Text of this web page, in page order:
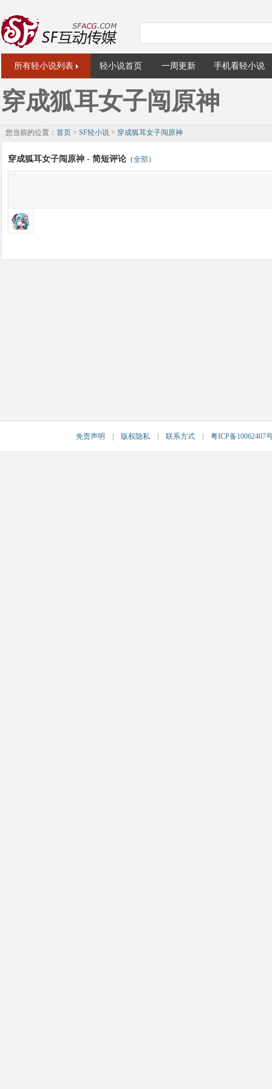
所有轻小说列表 轻小说首页 一周更新 手机看轻小说
穿成狐耳女子闯原神
您当前的位置： 首页 > SF轻小说 > 穿成狐耳女子闯原神
穿成狐耳女子闯原神 - 简短评论 （全部）
免责声明 版权隐私 联系方式 粤ICP备10062407